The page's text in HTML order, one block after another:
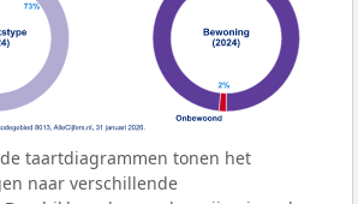
taartdiagrammen tonen het
naar verschillende